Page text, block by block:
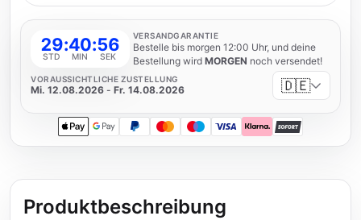
29
STD
:40
MIN
:56
SEK
VERSANDGARANTIE
Bestelle bis morgen 12:00 Uhr, und deine
Bestellung wird MORGEN noch versendet!
VORAUSSICHTLICHE ZUSTELLUNG
Mi. 12.08.2026 - Fr. 14.08.2026 🇩🇪
Apple PayGoogle Pay
PayPalMastercardMaestro
Visa KlarnaSOFORT
Produktbeschreibung